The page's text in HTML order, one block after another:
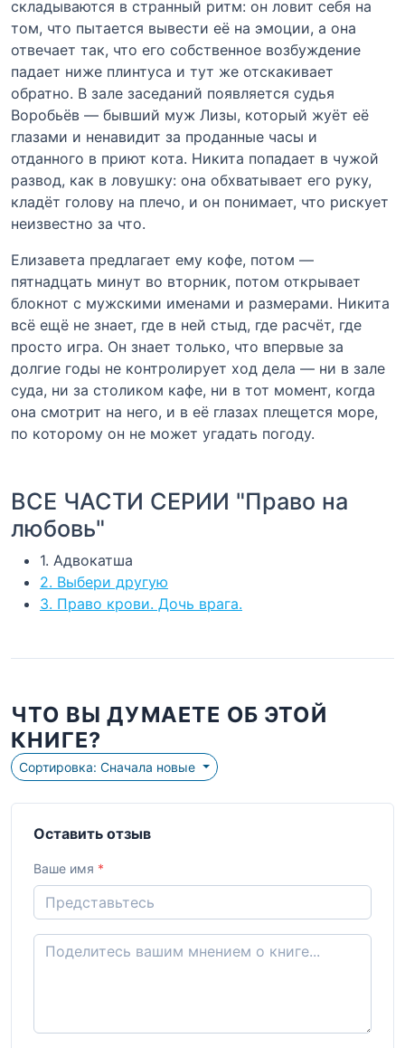
складываются в странный ритм: он ловит себя на
том, что пытается вывести её на эмоции, а она
отвечает так, что его собственное возбуждение
падает ниже плинтуса и тут же отскакивает
обратно. В зале заседаний появляется судья
Воробьёв — бывший муж Лизы, который жуёт её
глазами и ненавидит за проданные часы и
отданного в приют кота. Никита попадает в чужой
развод, как в ловушку: она обхватывает его руку,
кладёт голову на плечо, и он понимает, что рискует
неизвестно за что.
Елизавета предлагает ему кофе, потом —
пятнадцать минут во вторник, потом открывает
блокнот с мужскими именами и размерами. Никита
всё ещё не знает, где в ней стыд, где расчёт, где
просто игра. Он знает только, что впервые за
долгие годы не контролирует ход дела — ни в зале
суда, ни за столиком кафе, ни в тот момент, когда
она смотрит на него, и в её глазах плещется море,
по которому он не может угадать погоду.
ВСЕ ЧАСТИ СЕРИИ "Право на
любовь"
1. Адвокатша
2. Выбери другую
3. Право крови. Дочь врага.
ЧТО ВЫ ДУМАЕТЕ ОБ ЭТОЙ
КНИГЕ?
Сортировка: Сначала новые
Оставить отзыв
Ваше имя *